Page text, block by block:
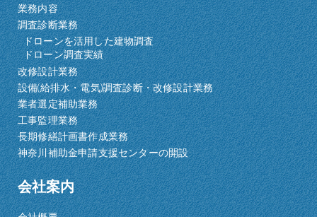
業務内容
調査診断業務
ドローンを活用した建物調査
ドローン調査実績
改修設計業務
設備(給排水・電気)調査診断・改修設計業務
業者選定補助業務
工事監理業務
長期修繕計画書作成業務
神奈川補助金申請支援センターの開設
会社案内